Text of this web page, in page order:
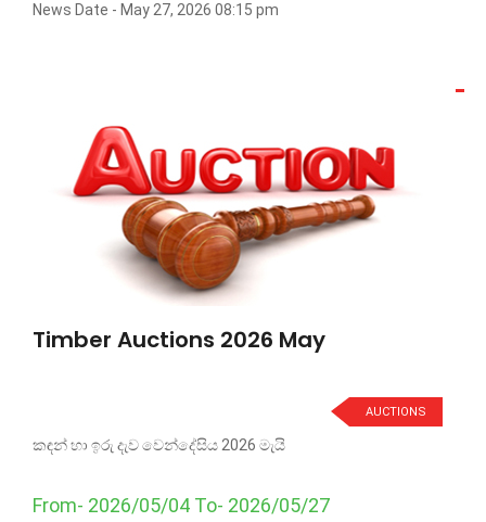
News Date - May 27, 2026 08:15 pm
Timber Auctions 2026 May
AUCTIONS
කඳන් හා ඉරු දැව වෙන්දේසිය 2026 මැයි
From- 2026/05/04 To- 2026/05/27